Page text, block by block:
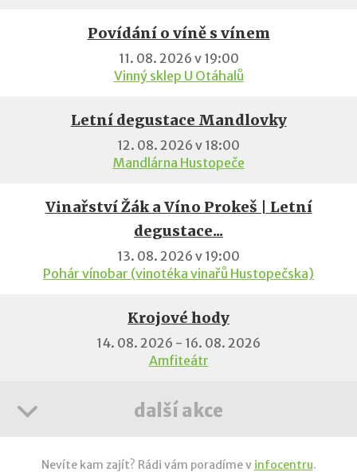
Povídání o víně s vínem
11. 08. 2026 v 19:00
Vinný sklep U Otáhalů
Letní degustace Mandlovky
12. 08. 2026 v 18:00
Mandlárna Hustopeče
Vinařství Žák a Víno Prokeš | Letní
degustace...
13. 08. 2026 v 19:00
Pohár vínobar (vinotéka vinařů Hustopečska)
Krojové hody
14. 08. 2026 - 16. 08. 2026
Amfiteátr
další akce
Nevíte kam zajít? Rádi vám poradíme v infocentru.